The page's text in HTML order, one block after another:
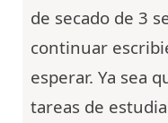
de secado de 3
continuar
esperar. Ya sea
tareas de